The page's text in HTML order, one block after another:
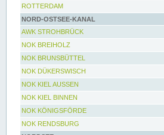
ROTTERDAM
NORD-OSTSEE-KANAL
AWK STROHBRÜCK
NOK BREIHOLZ
NOK BRUNSBÜTTEL
NOK DÜKERSWISCH
NOK KIEL AUSSEN
NOK KIEL BINNEN
NOK KÖNIGSFÖRDE
NOK RENDSBURG